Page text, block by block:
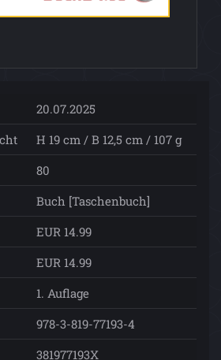
20.07.2025
H 19 cm / B 12,5 cm / 107 g
80
Buch [Taschenbuch]
EUR 14.99
EUR 14.99
1. Auflage
978-3-819-77193-4
381977193X